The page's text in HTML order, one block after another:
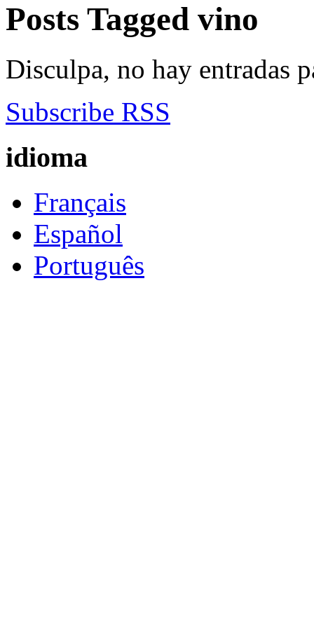
Posts Tagged vino
Disculpa, no hay entradas
Subscribe RSS
idioma
Français
Español
Português